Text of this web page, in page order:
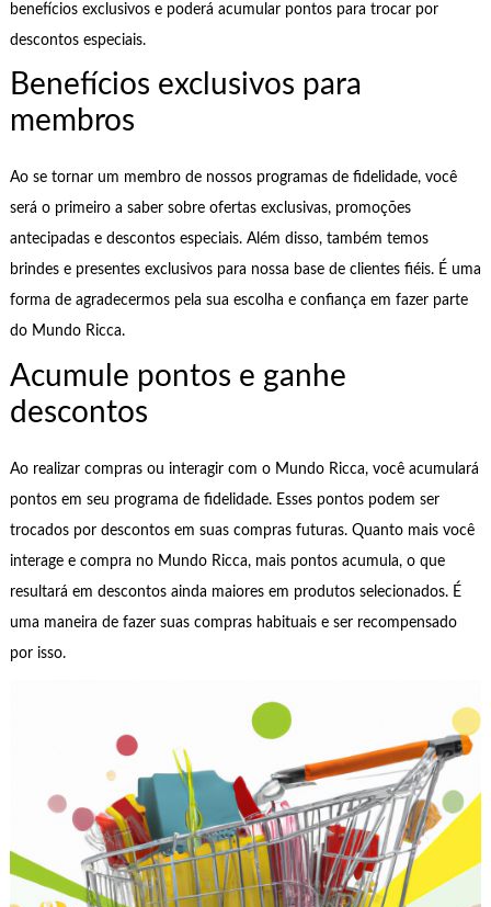
benefícios exclusivos e poderá acumular pontos para trocar por
descontos especiais.
Benefícios exclusivos para
membros
Ao se tornar um membro de nossos programas de fidelidade, você
será o primeiro a saber sobre ofertas exclusivas, promoções
antecipadas e descontos especiais. Além disso, também temos
brindes e presentes exclusivos para nossa base de clientes fiéis. É uma
forma de agradecermos pela sua escolha e confiança em fazer parte
do Mundo Ricca.
Acumule pontos e ganhe
descontos
Ao realizar compras ou interagir com o Mundo Ricca, você acumulará
pontos em seu programa de fidelidade. Esses pontos podem ser
trocados por descontos em suas compras futuras. Quanto mais você
interage e compra no Mundo Ricca, mais pontos acumula, o que
resultará em descontos ainda maiores em produtos selecionados. É
uma maneira de fazer suas compras habituais e ser recompensado
por isso.